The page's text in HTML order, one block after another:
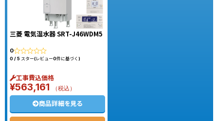
三菱 電気温水器 SRT-J46WDM5
0
0 / 5 スター(レビュー0件に基づく)
工事費込価格
¥563,161 （税込）
商品詳細を見る